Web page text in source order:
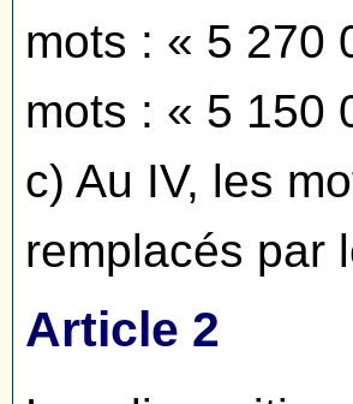
mots : « 5 270
mots : « 5 150
c) Au IV, les
remplacés par
Article 2